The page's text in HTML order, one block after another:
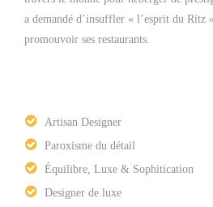
a demandé d’insuffler « l’esprit du Ritz
promouvoir ses restaurants.
Artisan Designer
Paroxisme du détail
Équilibre, Luxe & Sophitication
Designer de luxe